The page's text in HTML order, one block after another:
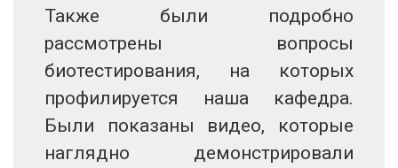
Также были подробно
рассмотрены вопросы
биотестирования, на которых
профилируется наша кафедра.
Были показаны видео, которые
наглядно демонстрировали